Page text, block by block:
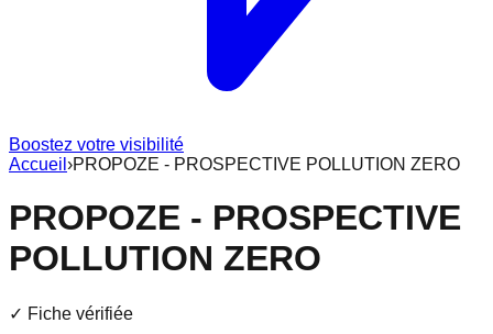
Boostez votre visibilité
Accueil ›PROPOZE - PROSPECTIVE POLLUTION ZERO
PROPOZE - PROSPECTIVE
POLLUTION ZERO
✓ Fiche vérifiée